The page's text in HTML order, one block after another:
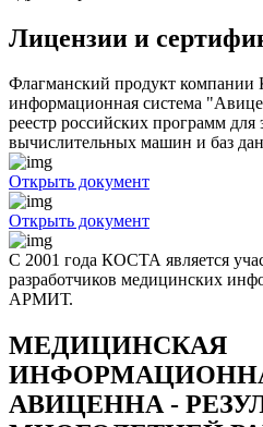
Лицензии и
Флагманский продукт
информационная система
реестр российских программ для
вычислительных машин и баз
Открыть документ
Открыть документ
С 2001 года КОСТА является
разработчиков медицинских
АРМИТ.
МЕДИЦИНСКАЯ
АВИЦЕННА -